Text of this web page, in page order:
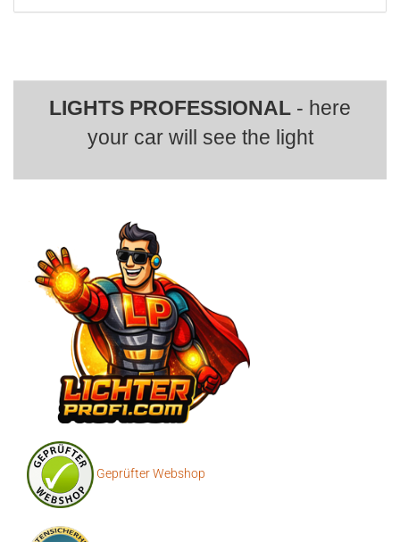
LIGHTS PROFESSIONAL - here
your car will see the light
Geprüfter Webshop